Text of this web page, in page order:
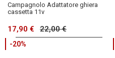
Campagnolo Adattatore ghiera
cassetta 11v
17,90 € 22,00 €
-20%